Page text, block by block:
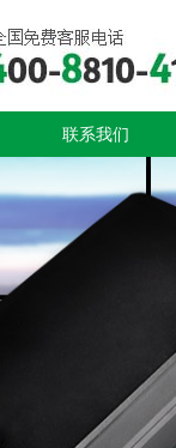
联系我们